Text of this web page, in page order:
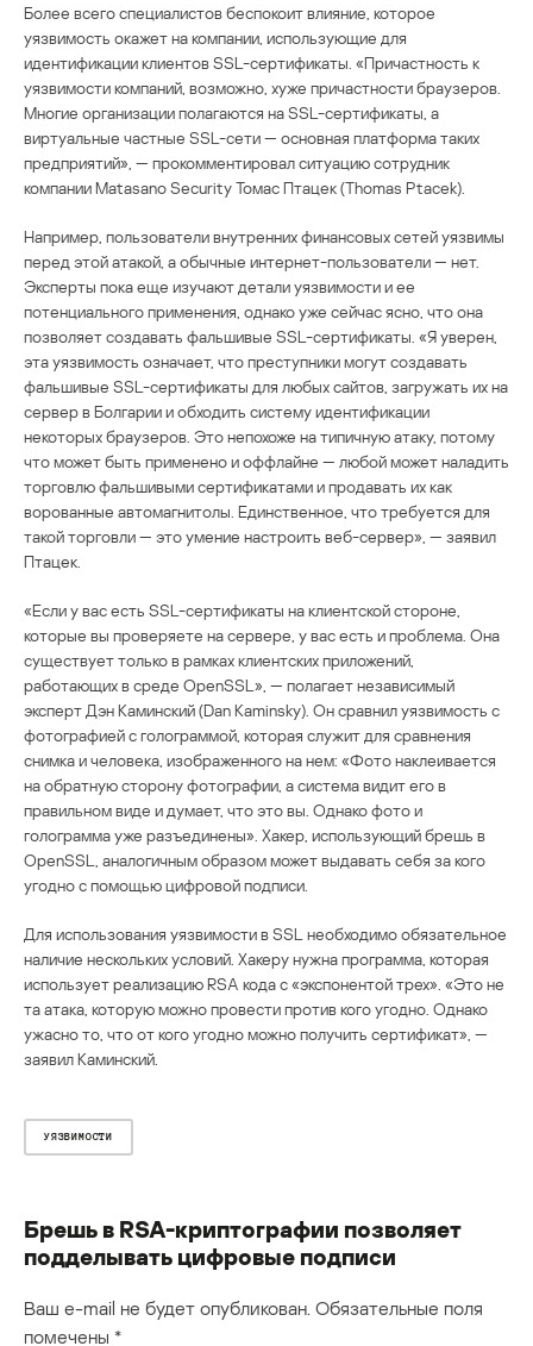
Более всего специалистов беспокоит влияние, которое
уязвимость окажет на компании, использующие для
идентификации клиентов SSL-сертификаты. «Причастность к
уязвимости компаний, возможно, хуже причастности браузеров.
Многие организации полагаются на SSL-сертификаты, а
виртуальные частные SSL-сети — основная платформа таких
предприятий», — прокомментировал ситуацию сотрудник
компании Matasano Security Томас Птацек (Thomas Ptacek).
Например, пользователи внутренних финансовых сетей уязвимы
перед этой атакой, а обычные интернет-пользователи — нет.
Эксперты пока еще изучают детали уязвимости и ее
потенциального применения, однако уже сейчас ясно, что она
позволяет создавать фальшивые SSL-сертификаты. «Я уверен,
эта уязвимость означает, что преступники могут создавать
фальшивые SSL-сертификаты для любых сайтов, загружать их на
сервер в Болгарии и обходить систему идентификации
некоторых браузеров. Это непохоже на типичную атаку, потому
что может быть применено и оффлайне — любой может наладить
торговлю фальшивыми сертификатами и продавать их как
ворованные автомагнитолы. Единственное, что требуется для
такой торговли — это умение настроить веб-сервер», — заявил
Птацек.
«Если у вас есть SSL-сертификаты на клиентской стороне,
которые вы проверяете на сервере, у вас есть и проблема. Она
существует только в рамках клиентских приложений,
работающих в среде OpenSSL», — полагает независимый
эксперт Дэн Каминский (Dan Kaminsky). Он сравнил уязвимость с
фотографией с голограммой, которая служит для сравнения
снимка и человека, изображенного на нем: «Фото наклеивается
на обратную сторону фотографии, а система видит его в
правильном виде и думает, что это вы. Однако фото и
голограмма уже разъединены». Хакер, использующий брешь в
OpenSSL, аналогичным образом может выдавать себя за кого
угодно с помощью цифровой подписи.
Для использования уязвимости в SSL необходимо обязательное
наличие нескольких условий. Хакеру нужна программа, которая
использует реализацию RSA кода с «экспонентой трех». «Это не
та атака, которую можно провести против кого угодно. Однако
ужасно то, что от кого угодно можно получить сертификат», —
заявил Каминский.
УЯЗВИМОСТИ
Брешь в RSA-криптографии позволяет
подделывать цифровые подписи
Ваш e-mail не будет опубликован. Обязательные поля
помечены *